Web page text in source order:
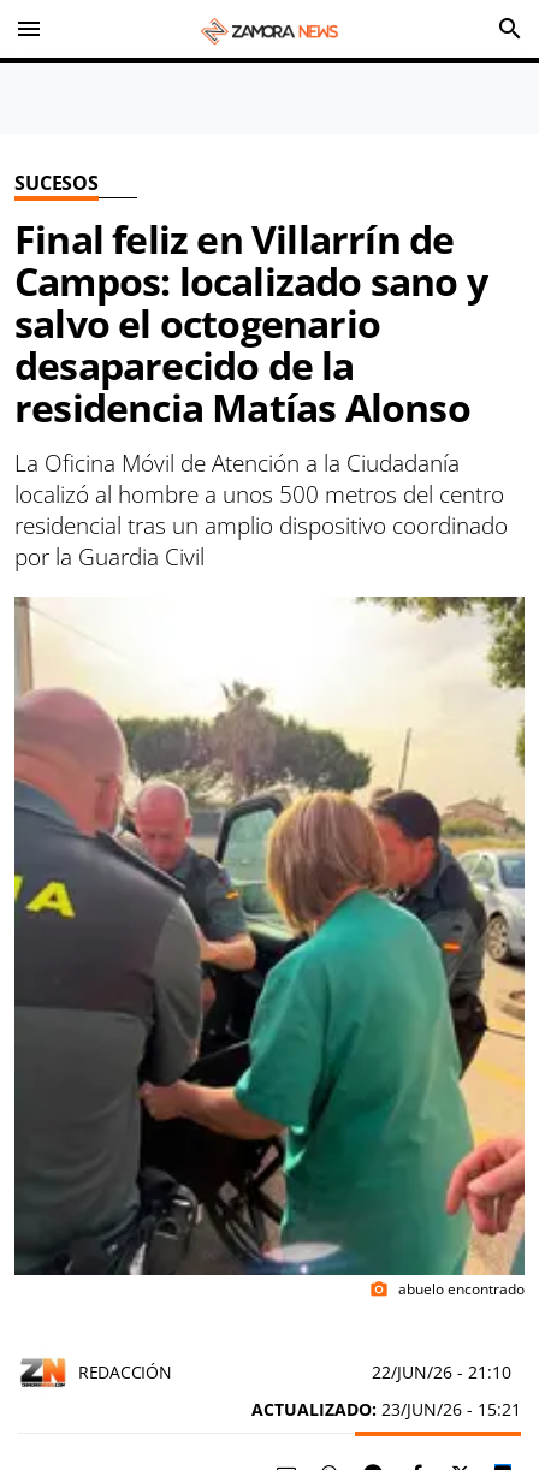
menu search
SUCESOS
Final feliz en Villarrín de
Campos: localizado sano y
salvo el octogenario
desaparecido de la
residencia Matías Alonso
La Oficina Móvil de Atención a la Ciudadanía
localizó al hombre a unos 500 metros del centro
residencial tras un amplio dispositivo coordinado
por la Guardia Civil
photo_camera abuelo encontrado
REDACCIÓN 22/JUN/26 - 21:10
ACTUALIZADO: 23/JUN/26 - 15:21